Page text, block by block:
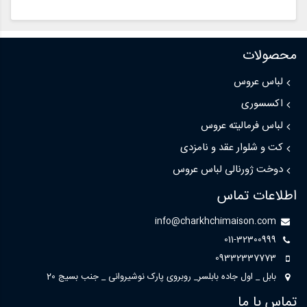
محصولات
لباس عروس
اکسسوری
لباس فرمالیته عروس
کت و شلوار عقد و نامزدی
دوخت ژورنالی لباس عروس
اطلاعات تماس
info@charkhchimaison.com
011-32300999
09332337773
بابل _ اول جاده بابلسر_ روبروی پارک نوشیروانی _ جنب بسیج 20